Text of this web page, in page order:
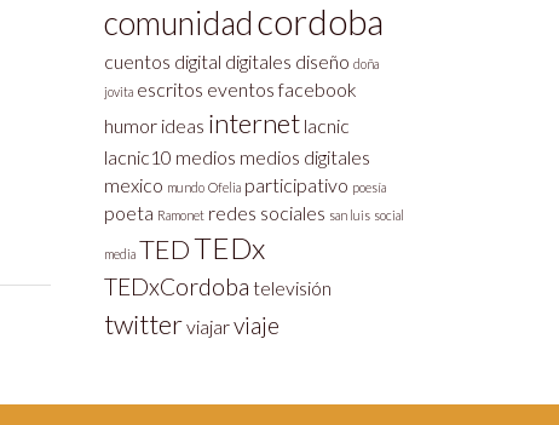
comunidadcordoba
cuentos digital digitales diseño doña
jovita escritos eventos facebook
humor ideas internet lacnic
lacnic10 medios medios digitales
mexico mundo Ofelia participativo poesía
poeta Ramonet redes sociales san luis social
media TEDTEDx
TEDxCordoba televisión
twitterviajarviaje